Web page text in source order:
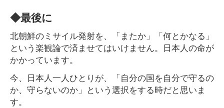
◆最後に
北朝鮮のミサイル発射を、「またか」「何とかなる」
という楽観論で済ませてはいけません。日本人の命が
かかっています。
今、日本人一人ひとりが、「自分の国を自分で守るの
か、守らないのか」という選択をする時だと思いま
す。